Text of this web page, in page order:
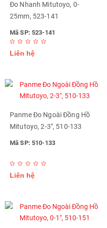
Đo Nhanh Mitutoyo, 0-
25mm, 523-141
Mã SP: 523-141
Liên hệ
Panme Đo Ngoài Đồng Hồ
Mitutoyo, 2-3", 510-133
Mã SP: 510-133
Liên hệ